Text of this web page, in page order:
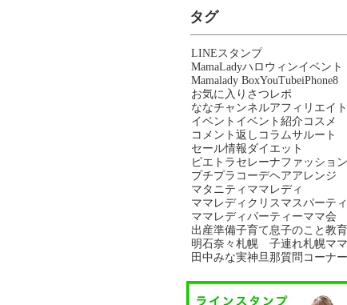
タグ
LINEスタンプ
MamaLadyハロウィンイベント
Mamalady BoxYouTubeiPhone8
お気に入り さつレポ
ななチャンネルアフィリエイト
イベント イベント紹介 コスメ
コメント返し コラムサルート
セール情報 ダイエット
ピエトラセレーナファッション
プチプラコーデヘアアレンジ
マタニティ ママレディ
ママレディクリスマスパーテ
ママレディパーティーママ会
出産準備子育て息子のこと 教育
明石奈々 札幌 子連れ札幌マ
田中みな実神旦那質問コーナー